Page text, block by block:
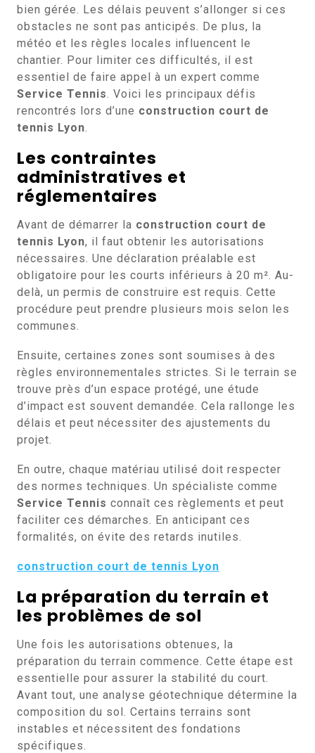
bien gérée. Les délais peuvent s’allonger si ces
obstacles ne sont pas anticipés. De plus, la
météo et les règles locales influencent le
chantier. Pour limiter ces difficultés, il est
essentiel de faire appel à un expert comme
Service Tennis. Voici les principaux défis
rencontrés lors d’une construction court de
tennis Lyon.
Les contraintes
administratives et
réglementaires
Avant de démarrer la construction court de
tennis Lyon, il faut obtenir les autorisations
nécessaires. Une déclaration préalable est
obligatoire pour les courts inférieurs à 20 m². Au-
delà, un permis de construire est requis. Cette
procédure peut prendre plusieurs mois selon les
communes.
Ensuite, certaines zones sont soumises à des
règles environnementales strictes. Si le terrain se
trouve près d’un espace protégé, une étude
d’impact est souvent demandée. Cela rallonge les
délais et peut nécessiter des ajustements du
projet.
En outre, chaque matériau utilisé doit respecter
des normes techniques. Un spécialiste comme
Service Tennis connaît ces règlements et peut
faciliter ces démarches. En anticipant ces
formalités, on évite des retards inutiles.
construction court de tennis Lyon
La préparation du terrain et
les problèmes de sol
Une fois les autorisations obtenues, la
préparation du terrain commence. Cette étape est
essentielle pour assurer la stabilité du court.
Avant tout, une analyse géotechnique détermine la
composition du sol. Certains terrains sont
instables et nécessitent des fondations
spécifiques.